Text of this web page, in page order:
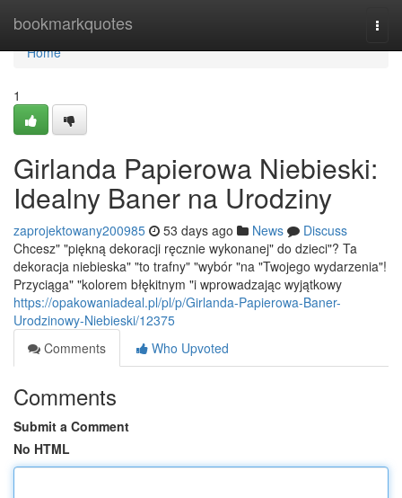
bookmarkquotes
Home
Home
1
Girlanda Papierowa Niebieski:
Idealny Baner na Urodziny
zaprojektowany200985 53 days ago News
Discuss
Chcesz" "piękną dekoracji ręcznie wykonanej" do dzieci"? Ta
dekoracja niebieska" "to trafny" "wybór "na "Twojego wydarzenia"!
Przyciąga" "kolorem błękitnym "i wprowadzając wyjątkowy
https://opakowaniadeal.pl/pl/p/Girlanda-Papierowa-Baner-
Urodzinowy-Niebieski/12375
Comments
Who Upvoted
Comments
Submit a Comment
No HTML